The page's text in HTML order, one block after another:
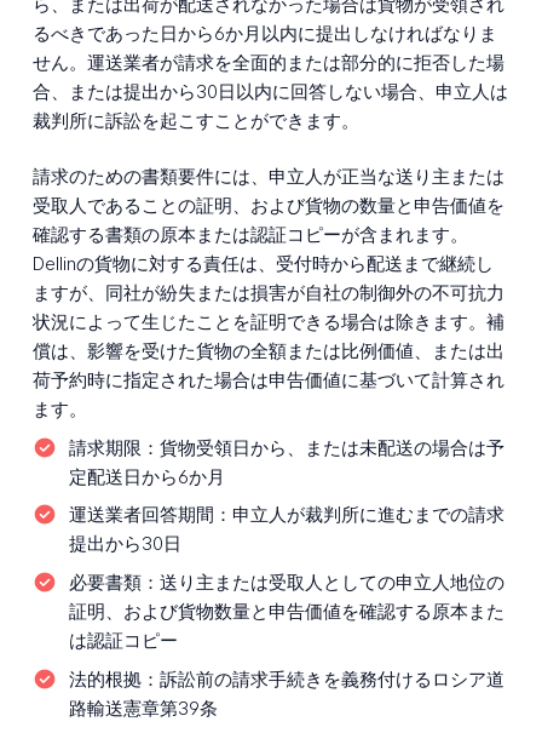
るべきであった日から6か月以内に提出しなければなりま
せん。運送業者が請求を全面的または部分的に拒否した場
合、または提出から30日以内に回答しない場合、申立人は
裁判所に訴訟を起こすことができます。
請求のための書類要件には、申立人が正当な送り主または
受取人であることの証明、および貨物の数量と申告価値を
確認する書類の原本または認証コピーが含まれます。
Dellinの貨物に対する責任は、受付時から配送まで継続し
ますが、同社が紛失または損害が自社の制御外の不可抗力
状況によって生じたことを証明できる場合は除きます。補
償は、影響を受けた貨物の全額または比例価値、または出
荷予約時に指定された場合は申告価値に基づいて計算され
ます。
請求期限： 貨物受領日から、または未配送の場合は予
定配送日から6か月
運送業者回答期間： 申立人が裁判所に進むまでの請求
提出から30日
必要書類： 送り主または受取人としての申立人地位の
証明、および貨物数量と申告価値を確認する原本また
は認証コピー
法的根拠： 訴訟前の請求手続きを義務付けるロシア道
路輸送憲章第39条